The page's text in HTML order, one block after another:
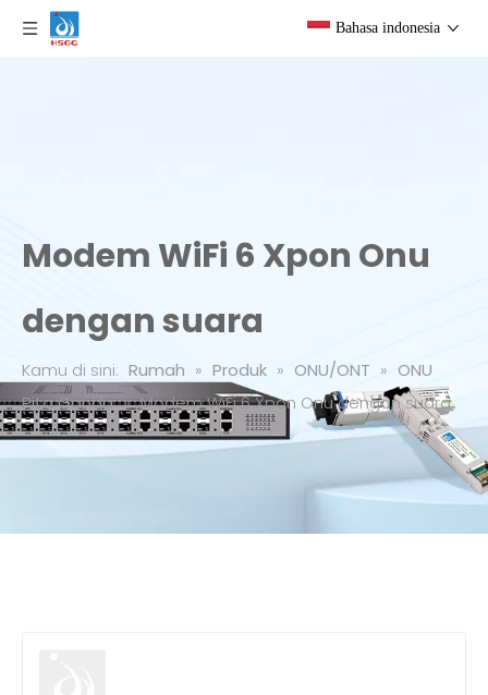
Bahasa indonesia
Modem WiFi 6 Xpon Onu
dengan suara
Kamu di sini: Rumah » Produk » ONU/ONT » ONU
Pita Ganda » Modem WiFi 6 Xpon Onu dengan suara